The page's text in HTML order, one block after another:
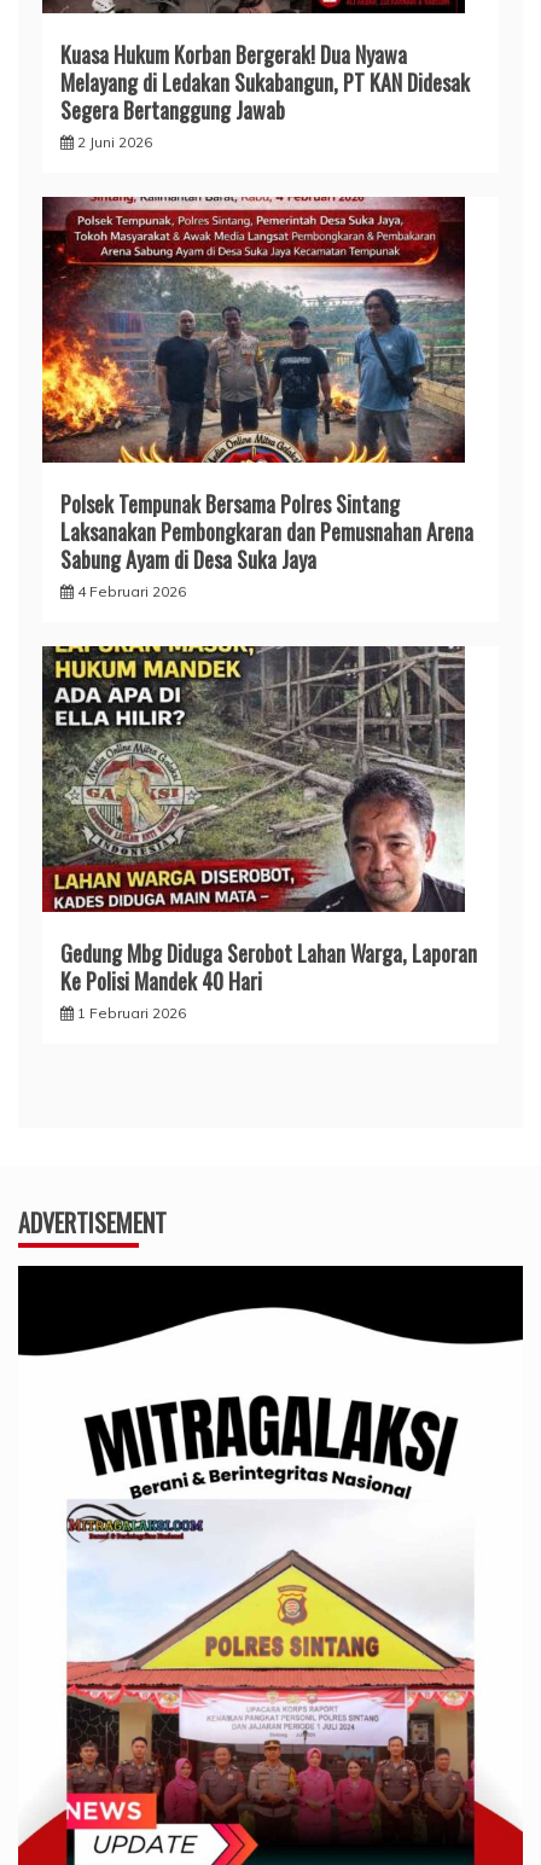
Kuasa Hukum Korban Bergerak! Dua Nyawa
Melayang di Ledakan Sukabangun, PT KAN Didesak
Segera Bertanggung Jawab
2 Juni 2026
Polsek Tempunak Bersama Polres Sintang
Laksanakan Pembongkaran dan Pemusnahan Arena
Sabung Ayam di Desa Suka Jaya
4 Februari 2026
Gedung Mbg Diduga Serobot Lahan Warga, Laporan
Ke Polisi Mandek 40 Hari
1 Februari 2026
ADVERTISEMENT